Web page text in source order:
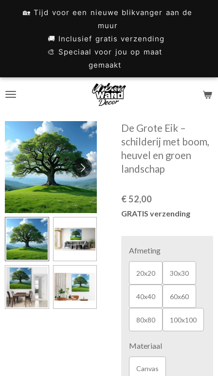
🏡 Tijd voor een nieuwe blikvanger aan de
muur
🚚 Inclusief gratis verzending
🎨 Speciaal voor jou op maat
gemaakt
De Grote Eik –
schilderij met boom,
heuvel en groen
landschap
€ 52,00
GRATIS verzending
Afmeting
20x20 30x30
40x40 60x60
80x80 100x100
Materiaal
Canvas